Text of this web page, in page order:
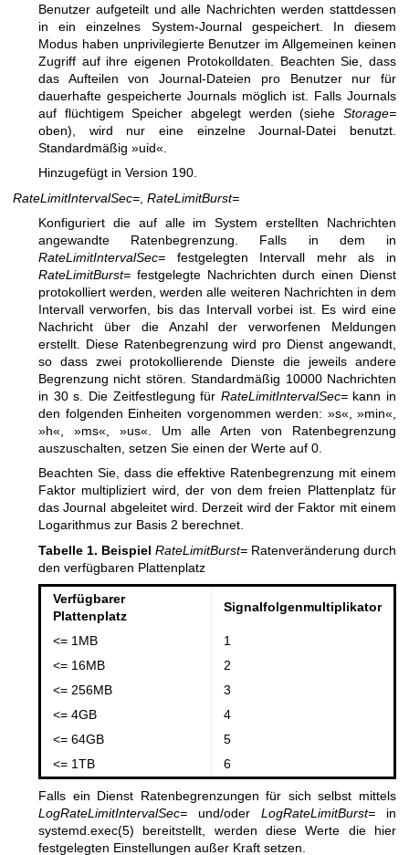
Benutzer aufgeteilt und alle Nachrichten werden stattdessen
in ein einzelnes System-Journal gespeichert. In diesem
Modus haben unprivilegierte Benutzer im Allgemeinen keinen
Zugriff auf ihre eigenen Protokolldaten. Beachten Sie, dass
das Aufteilen von Journal-Dateien pro Benutzer nur für
dauerhafte gespeicherte Journals möglich ist. Falls Journals
auf flüchtigem Speicher abgelegt werden (siehe Storage=
oben), wird nur eine einzelne Journal-Datei benutzt.
Standardmäßig »uid«.
Hinzugefügt in Version 190.
RateLimitIntervalSec= RateLimitBurst=
Konfiguriert die auf alle im System erstellten Nachrichten
angewandte Ratenbegrenzung. Falls in dem in
RateLimitIntervalSec= festgelegten Intervall mehr als in
RateLimitBurst= festgelegte Nachrichten durch einen Dienst
protokolliert werden, werden alle weiteren Nachrichten in dem
Intervall verworfen, bis das Intervall vorbei ist. Es wird eine
Nachricht über die Anzahl der verworfenen Meldungen
erstellt. Diese Ratenbegrenzung wird pro Dienst angewandt,
so dass zwei protokollierende Dienste die jeweils andere
Begrenzung nicht stören. Standardmäßig 10000 Nachrichten
in 30 s. Die Zeitfestlegung für RateLimitIntervalSec=kann in
den folgenden Einheiten vorgenommen werden: »s«, »min«,
»h«, »ms«, »us«. Um alle Arten von Ratenbegrenzung
auszuschalten, setzen Sie einen der Werte auf 0.
Beachten Sie, dass die effektive Ratenbegrenzung mit einem
Faktor multipliziert wird, der von dem freien Plattenplatz für
das Journal abgeleitet wird. Derzeit wird der Faktor mit einem
Logarithmus zur Basis 2 berechnet.
Tabelle 1. Beispiel RateLimitBurst= Ratenveränderung durch
den verfügbaren Plattenplatz
Verfügbarer
Plattenplatz
Signalfolgenmultiplikator
<= 1MB
1
<= 16MB
2
<= 256MB
3
<= 4GB
4
<= 64GB
5
<= 1TB
6
Falls ein Dienst Ratenbegrenzungen für sich selbst mittels
LogRateLimitIntervalSec= und/oder LogRateLimitBurst= in
systemd.exec(5) bereitstellt, werden diese Werte die hier
festgelegten Einstellungen außer Kraft setzen.